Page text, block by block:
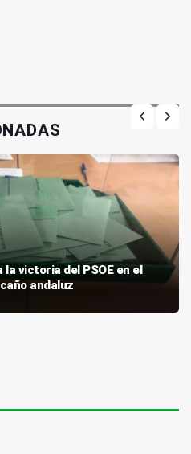
la victoria del PSOE en el
andaluz